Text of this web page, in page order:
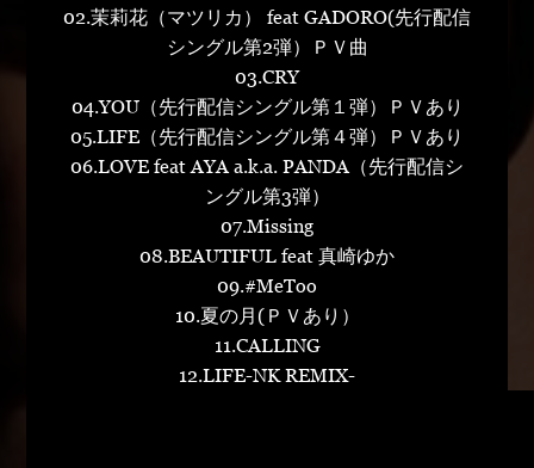
02.茉莉花（マツリカ） feat GADORO(先行配信
シングル第2弾）ＰＶ曲
03.CRY
04.YOU（先行配信シングル第１弾）ＰＶあり
05.LIFE（先行配信シングル第４弾）ＰＶあり
06.LOVE feat AYA a.k.a. PANDA（先行配信シ
ングル第3弾）
07.Missing
08.BEAUTIFUL feat 真崎ゆか
09.#MeToo
10.夏の月(ＰＶあり）
11.CALLING
12.LIFE-NK REMIX-